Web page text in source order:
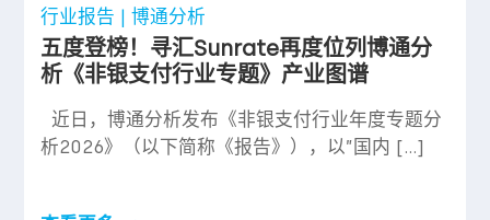
行业报告 | 博通分析
五度登榜！寻汇Sunrate再度位列博通分
析《非银支付行业专题》产业图谱
近日，博通分析发布《非银支付行业年度专题分
析2026》（以下简称《报告》），以”国内 […]